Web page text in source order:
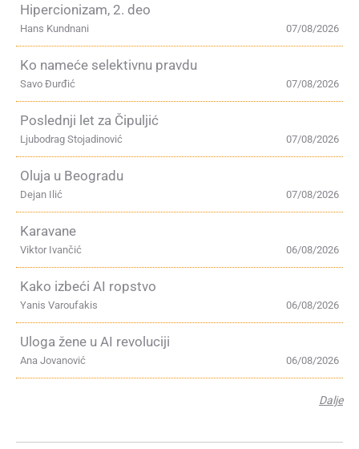
Hipercionizam, 2. deo
07/08/2026
Hans Kundnani
Ko nameće selektivnu pravdu
07/08/2026
Savo Đurđić
Poslednji let za Čipuljić
07/08/2026
Ljubodrag Stojadinović
Oluja u Beogradu
07/08/2026
Dejan Ilić
Karavane
06/08/2026
Viktor Ivančić
Kako izbeći AI ropstvo
06/08/2026
Yanis Varoufakis
Uloga žene u AI revoluciji
06/08/2026
Ana Jovanović
Dalje